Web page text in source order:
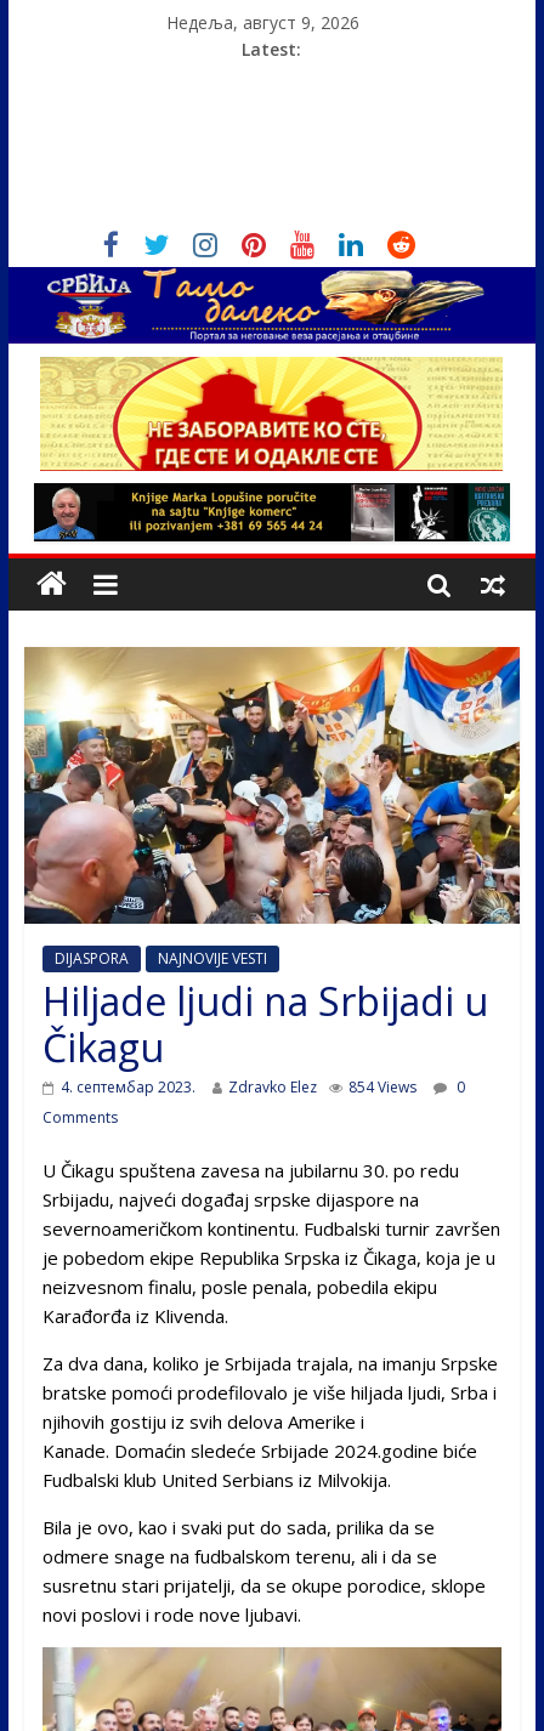
Недеља, август 9, 2026
Latest:
DIJASPORA NAJNOVIJE VESTI
Hiljade ljudi na Srbijadi u
Čikagu
4. септембар 2023. Zdravko Elez 854 Views
0
Comments
U Čikagu spuštena zavesa na jubilarnu 30. po redu
Srbijadu, najveći događaj srpske dijaspore na
severnoameričkom kontinentu. Fudbalski turnir završen
je pobedom ekipe Republika Srpska iz Čikaga, koja je u
neizvesnom finalu, posle penala, pobedila ekipu
Karađorđa iz Klivenda.
Za dva dana, koliko je Srbijada trajala, na imanju Srpske
bratske pomoći prodefilovalo je više hiljada ljudi, Srba i
njihovih gostiju iz svih delova Amerike i
Kanade. Domaćin sledeće Srbijade 2024.godine biće
Fudbalski klub United Serbians iz Milvokija.
Bila je ovo, kao i svaki put do sada, prilika da se
odmere snage na fudbalskom terenu, ali i da se
susretnu stari prijatelji, da se okupe porodice, sklope
novi poslovi i rode nove ljubavi.